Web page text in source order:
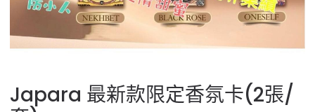
Japara 最新款限定香氛卡(2張/